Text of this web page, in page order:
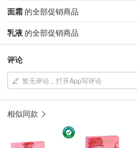
面霜 的全部促销商品
乳液 的全部促销商品
评论
暂无评论，打开App写评论
相似同款